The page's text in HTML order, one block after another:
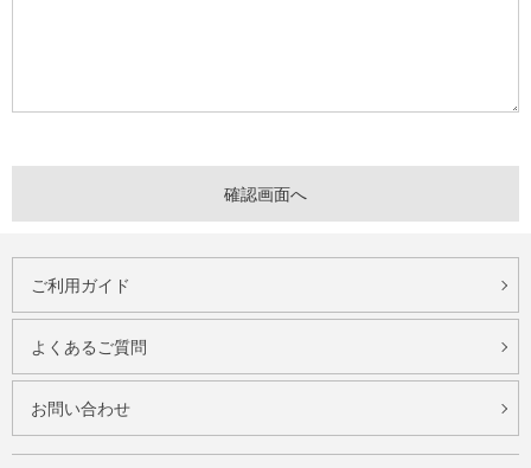
ご利用ガイド
よくあるご質問
お問い合わせ